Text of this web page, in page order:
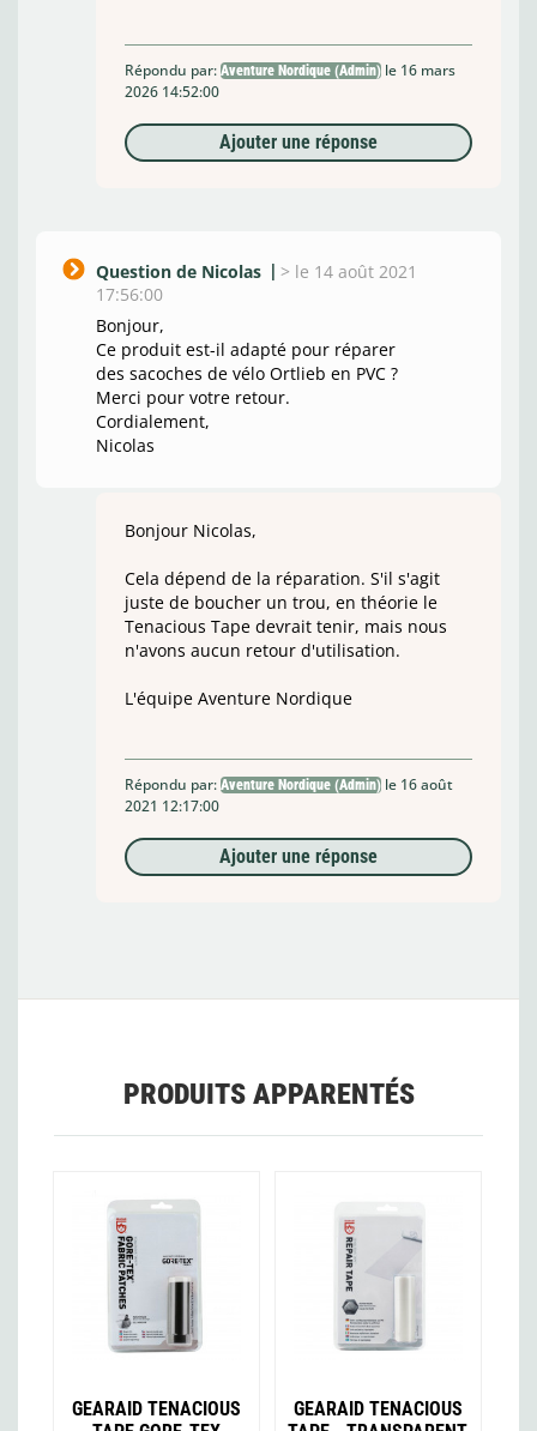
Répondu par: Aventure Nordique (Admin) le 16 mars
2026 14:52:00
Ajouter une réponse
Question de Nicolas > le 14 août 2021
17:56:00
Bonjour,
Ce produit est-il adapté pour réparer
des sacoches de vélo Ortlieb en PVC ?
Merci pour votre retour.
Cordialement,
Nicolas
Bonjour Nicolas,
Cela dépend de la réparation. S'il s'agit
juste de boucher un trou, en théorie le
Tenacious Tape devrait tenir, mais nous
n'avons aucun retour d'utilisation.
L'équipe Aventure Nordique
Répondu par: Aventure Nordique (Admin) le 16 août
2021 12:17:00
Ajouter une réponse
PRODUITS APPARENTÉS
GEARAID TENACIOUS
GEARAID TENACIOUS